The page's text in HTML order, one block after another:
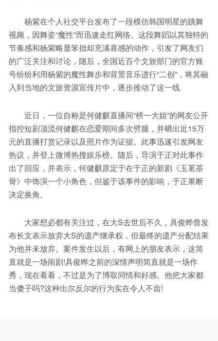
杨紫在个人社交平台发布了一段模仿韩国明星的跳舞
视频，因舞姿“魔性”而迅速走红网络。这段舞蹈以其独特的
节奏感和杨紫略显笨拙却充满喜感的动作，引发了网友们
的广泛关注和讨论，随后，全国近百个文旅部门的官方账
号纷纷利用杨紫的魔性舞步和背景音乐进行“二创”，将其融
入到当地的文旅资源宣传片中，逐步推动了这一线
近日，一位自称是何健麒直播间“榜一大姐”的网友公开
指控短剧顶流何健麒在恋爱期间多次劈腿，并晒出近15万
元的直播打赏记录以及照片作为证据。此事迅速引发网友
热议，并登上微博热搜娱乐榜。随后，导演于正对此事作
出了回应，并表示，何健麒原定于在于正的新剧《玉茗茶
骨》中饰演一个小角色，但鉴于该事件的影响，于正果断
决定换角。
大家想必都有关注过，在大S去世后不久，具俊晔曾发
布长文表示放弃大S的遗产继承权，但最终的遗产分配结果
为他并未放弃。案件发生以后，有网上的朋友表示，这简
直就是一场闹剧!具俊晔之前的深情声明简直就是一场作
秀，现在看看，不过是为了博取同情和好感。他把大家都
当傻子吗?这种出尔反尔的行为实在令人不齿!